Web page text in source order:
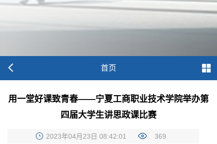
首页
用一堂好课致青春——宁夏工商职业技术学院举办第
四届大学生讲思政课比赛
2023年04月23日 08:42:01 369